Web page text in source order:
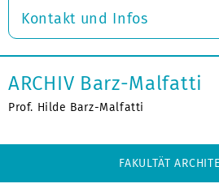
Kontakt und Infos
ARCHIV Barz-Malfatti
Prof. Hilde Barz-Malfatti
FAKULTÄT